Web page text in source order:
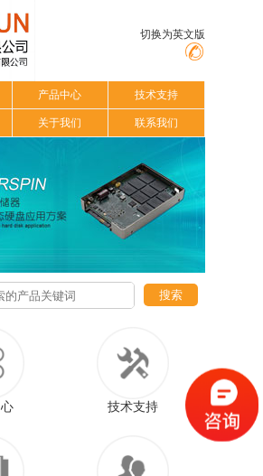
切换为英文版
产品中心 技术支持
关于我们 联系我们
搜索
技术支持